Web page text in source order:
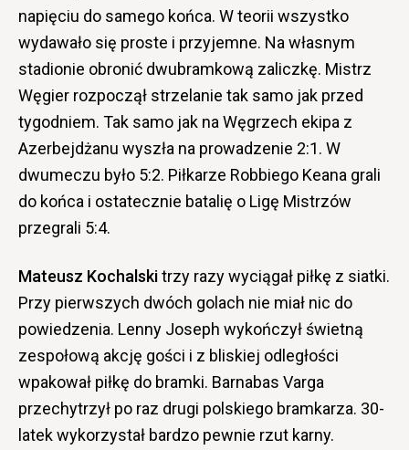
napięciu do samego końca. W teorii wszystko
wydawało się proste i przyjemne. Na własnym
stadionie obronić dwubramkową zaliczkę. Mistrz
Węgier rozpoczął strzelanie tak samo jak przed
tygodniem. Tak samo jak na Węgrzech ekipa z
Azerbejdżanu wyszła na prowadzenie 2:1. W
dwumeczu było 5:2. Piłkarze Robbiego Keana grali
do końca i ostatecznie batalię o Ligę Mistrzów
przegrali 5:4.
Mateusz Kochalskitrzy razy wyciągał piłkę z siatki.
Przy pierwszych dwóch golach nie miał nic do
powiedzenia. Lenny Joseph wykończył świetną
zespołową akcję gości i z bliskiej odległości
wpakował piłkę do bramki. Barnabas Varga
przechytrzył po raz drugi polskiego bramkarza. 30-
latek wykorzystał bardzo pewnie rzut karny.